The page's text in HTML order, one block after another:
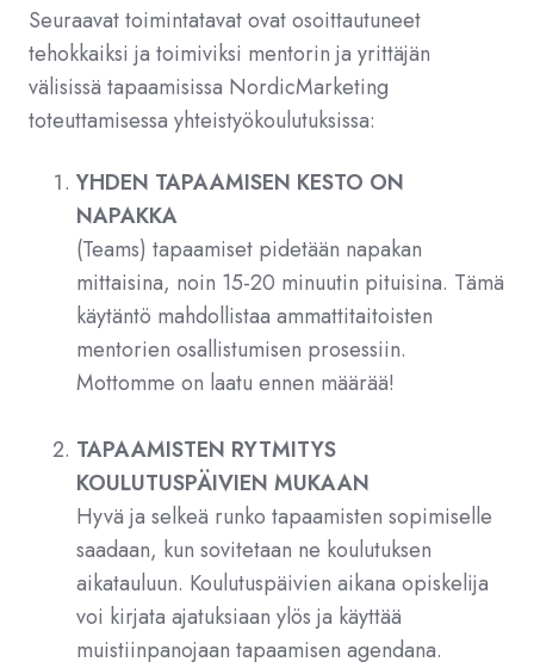
Seuraavat toimintatavat ovat osoittautuneet
tehokkaiksi ja toimiviksi mentorin ja yrittäjän
välisissä tapaamisissa NordicMarketing
toteuttamisessa yhteistyökoulutuksissa:
YHDEN TAPAAMISEN KESTO ON
NAPAKKA
(Teams) tapaamiset pidetään napakan
mittaisina, noin 15-20 minuutin pituisina. Tämä
käytäntö mahdollistaa ammattitaitoisten
mentorien osallistumisen prosessiin.
Mottomme on laatu ennen määrää!
TAPAAMISTEN RYTMITYS
KOULUTUSPÄIVIEN MUKAAN
Hyvä ja selkeä runko tapaamisten sopimiselle
saadaan, kun sovitetaan ne koulutuksen
aikatauluun. Koulutuspäivien aikana opiskelija
voi kirjata ajatuksiaan ylös ja käyttää
muistiinpanojaan tapaamisen agendana.